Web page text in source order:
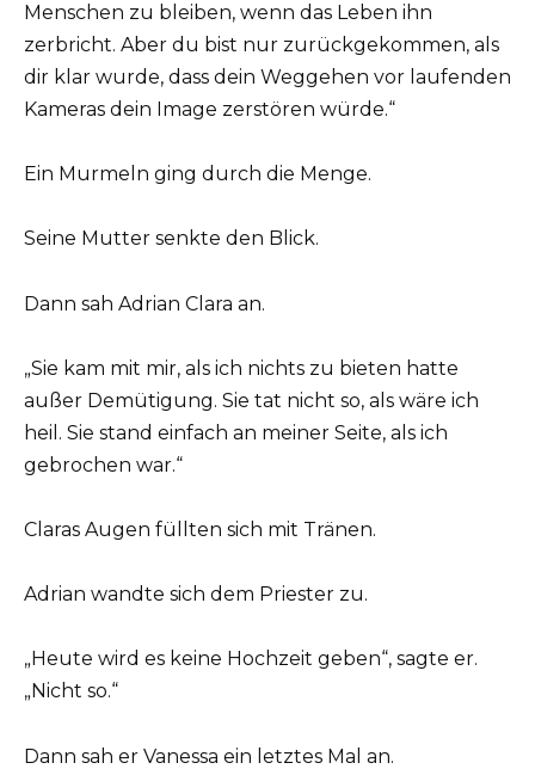
Menschen zu bleiben, wenn das Leben ihn
zerbricht. Aber du bist nur zurückgekommen, als
dir klar wurde, dass dein Weggehen vor laufenden
Kameras dein Image zerstören würde.“
Ein Murmeln ging durch die Menge.
Seine Mutter senkte den Blick.
Dann sah Adrian Clara an.
„Sie kam mit mir, als ich nichts zu bieten hatte
außer Demütigung. Sie tat nicht so, als wäre ich
heil. Sie stand einfach an meiner Seite, als ich
gebrochen war.“
Claras Augen füllten sich mit Tränen.
Adrian wandte sich dem Priester zu.
„Heute wird es keine Hochzeit geben“, sagte er.
„Nicht so.“
Dann sah er Vanessa ein letztes Mal an.